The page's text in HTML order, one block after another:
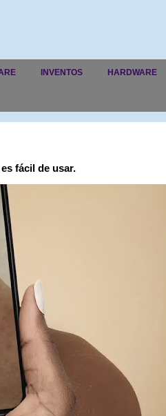
INVENTOS HARDWARE
fácil de usar.